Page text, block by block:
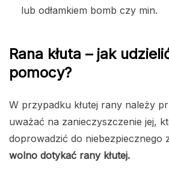
lub odłamkiem bomb czy min.
Rana kłuta – jak
pomocy?
W przypadku kłutej rany należy
uważać na zanieczyszczenie jej,
doprowadzić do niebezpiecznego
wolno dotykać rany kłutej.